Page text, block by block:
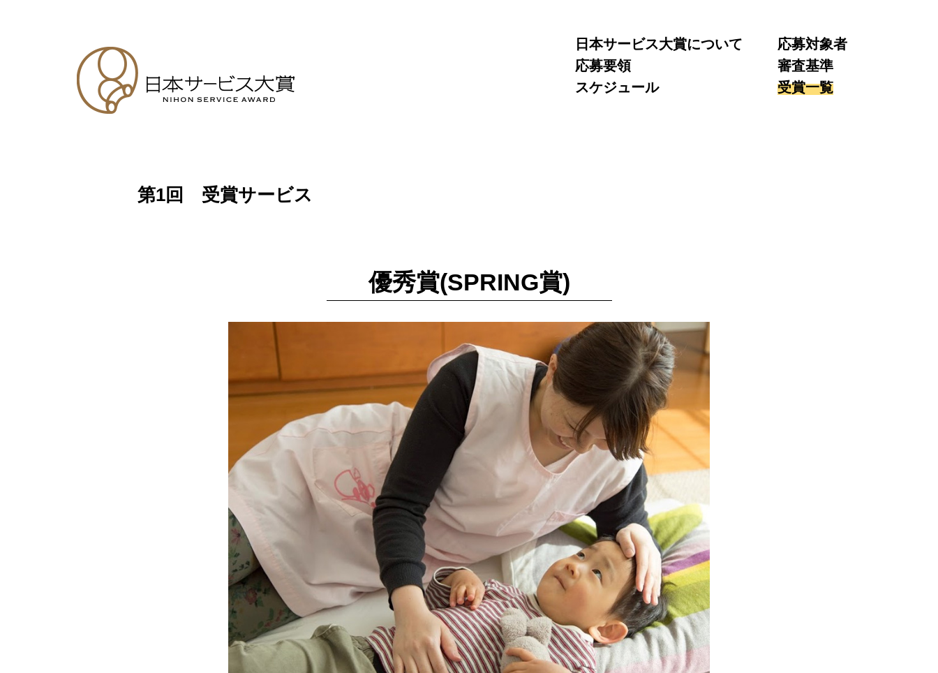
日本サービス大賞について
応募要領
スケジュール
応募対象者
審査基準
受賞一覧
第1回 受賞サービス
優秀賞(SPRING賞)